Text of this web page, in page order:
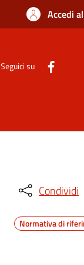
Accedi
Seguici su
Condividi
Normativa di